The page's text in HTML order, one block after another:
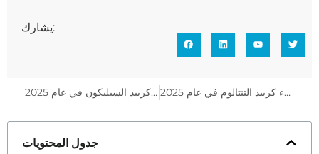
يشارك:
ما هي التحديات مع كربيد السيليكون في عام 2025 ما هي التطبيقات الرئيسية لحلقات طلاء كربيد التنتالوم في عام 2025
جدول المحتويات